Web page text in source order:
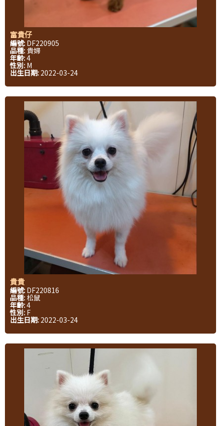
富貴仔
編號: DF220905
品種: 貴婦
年齡:4
性別: M
出生日期: 2022-03-24
貴貴
編號: DF220816
品種:松鼠
年齡:4
性別: F
出生日期: 2022-03-24